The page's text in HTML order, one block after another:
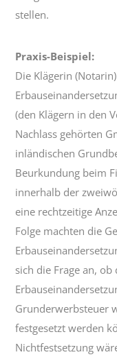
stellen.
Praxis-Beispiel:
Die Klägerin
(den Klägern in den
Nachlass gehörten
inländischen
Beurkundung beim
innerhalb der
eine rechtzeitige
Folge machten die
sich die Frage an, ob
Grunderwerbsteuer
festgesetzt werden
Nichtfestsetzung